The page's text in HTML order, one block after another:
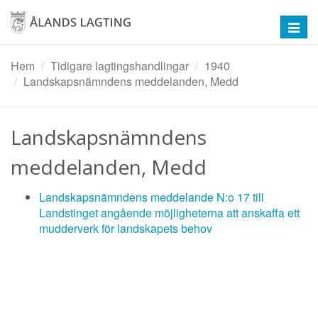
Hoppa
huvudinnehåll
Hem
Tidigare lagtingshandlingar
1940
Landskapsnämndens meddelanden, Medd
Landskapsnämndens
meddelanden, Medd
Landskapsnämndens meddelande N:o 17 till
Landstinget angående möjligheterna att anskaffa ett
mudderverk för landskapets behov